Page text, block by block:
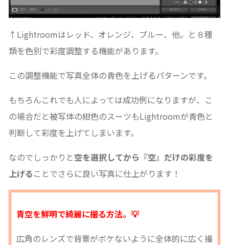
↑Lightroomはレッド、オレンジ、ブルー、他。と８種
類を色別で彩度調整する機能があります。
この調整機能で写真全体の青色を上げるパターンです。
もちろんこれでも人によっては成功例になりますが、こ
の場合だと被写体の紺色のスーツもLightroomが青色と
判断して彩度を上げてしまいます。
なのでしっかりと空を選択してから『空』だけの彩度を
上げる ことでさらに良い写真に仕上がります！
青空を鮮明で綺麗に撮る方法。💡
広角のレンズで背景がボケないように全体的に広く撮